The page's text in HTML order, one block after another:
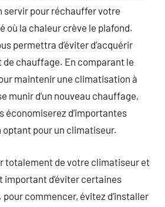
servir pour réchauffer votre
où la chaleur crève le plafond.
permettra d’éviter d’acquérir
de chauffage. En comparant le
maintenir une climatisation à
munir d’un nouveau chauffage,
économiserez d’importantes
optant pour un climatiseur.
totalement de votre climatiseur et
important d’éviter certaines
pour commencer, évitez d’installer